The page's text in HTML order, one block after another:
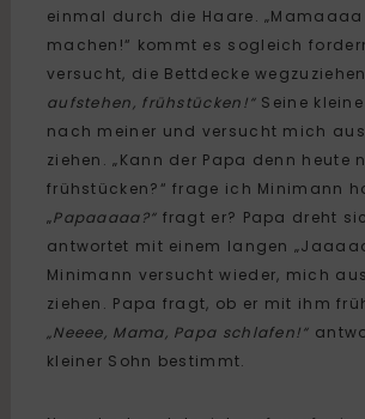
einmal durch die Haare. „Mamaaaa
machen!“ kommt es sogleich
versucht, die Bettdecke
aufstehen, frühstücken!“ Seine
nach meiner und versucht mich
ziehen. „Kann der Papa denn heute
frühstücken?“ frage ich Minimann
„Papaaaaa?“ fragt er? Papa dreht
antwortet mit einem langen
Minimann versucht wieder, mich
ziehen. Papa fragt, ob er mit ihm
„Neeee, Mama, Papa schlafen!“
kleiner Sohn bestimmt.